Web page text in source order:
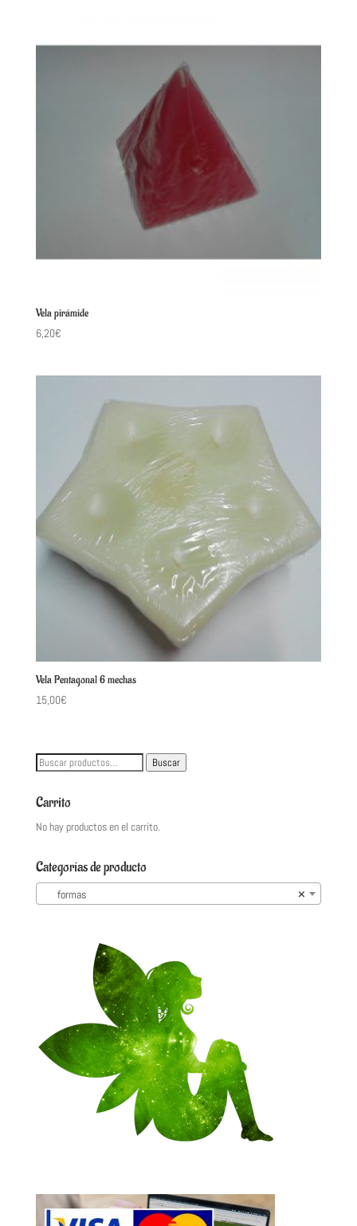
Vela pirámide
6,20€
Vela Pentagonal 6 mechas
15,00€
Buscar
Buscar
Carrito
No hay productos en el carrito.
Categorías de producto
×
formas